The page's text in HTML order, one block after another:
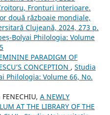
Fronturi interioare.
două războaie mondiale,
Clujeană, 2024, 273 p.
Bolyai Philologia: Volume
PARADIGM OF
CONCEPTION , Studia
Philologia: Volume 66, No.
A NEWLY
AT THE LIBRARY OF THE